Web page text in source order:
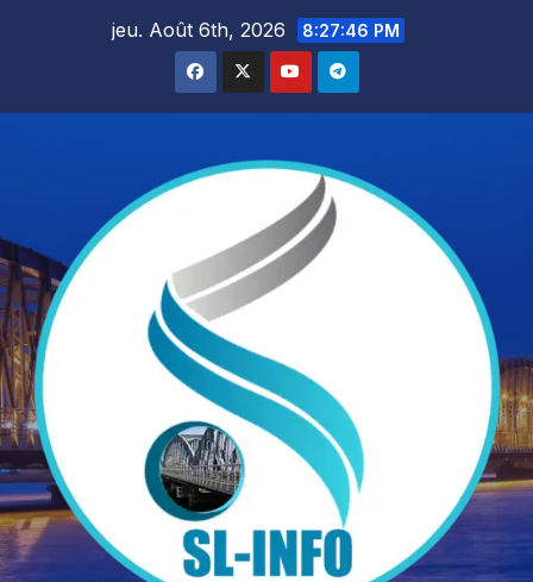
jeu. Août 6th, 2026 8:27:47 PM